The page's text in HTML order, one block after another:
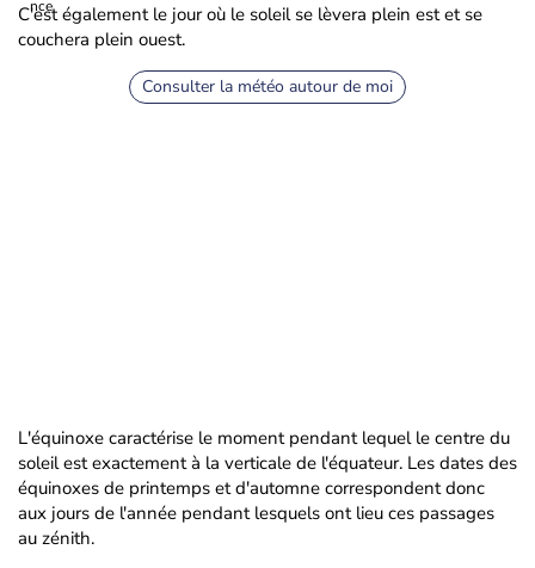
C'est également le jour où le soleil se lèvera plein est et se
couchera plein ouest.
Consulter la météo autour de moi
L'équinoxe caractérise le moment pendant lequel le centre du
soleil est exactement à la verticale de l'équateur. Les dates des
équinoxes de printemps et d'automne correspondent donc
aux jours de l'année pendant lesquels ont lieu ces passages
au zénith.